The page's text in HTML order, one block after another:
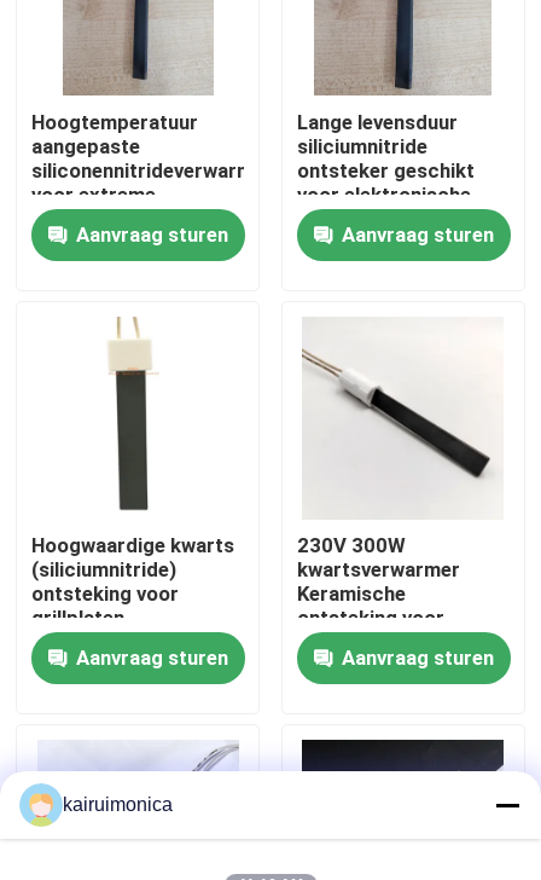
Thuis
Producten
VR toon
Ongeveer ons
Fabrieksreis
Kwaliteitscontrole
Nieuws
Hoogtemperatuur
aangepaste
siliconennitrideverwarmer
voor extreme
omgevingen
Aanvraag sturen
Lange levensduur
siliciumnitride
ontsteker geschikt
voor elektronische
componenten bij hoge
temperaturen
Aanvraag sturen
Hoogwaardige kwarts
(siliciumnitride)
ontsteking voor
grillplaten
Aanvraag sturen
230V 300W
kwartsverwarmer
Keramische
ontsteking voor
pelletkachel
Aanvraag sturen
kairuimonica